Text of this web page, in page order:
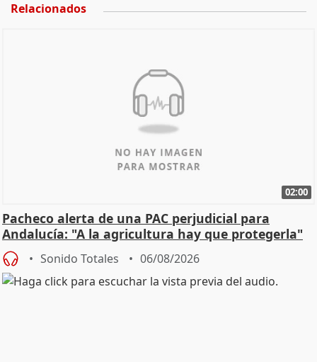
Relacionados
02:00
Pacheco alerta de una PAC perjudicial para
Andalucía: "A la agricultura hay que protegerla"
Sonido Totales 06/08/2026